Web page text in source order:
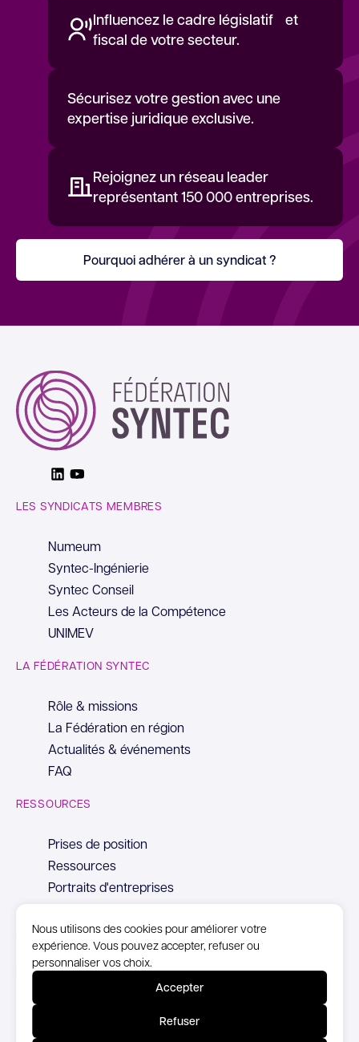
Nous utilisons des cookies pour améliorer votre
expérience. Vous pouvez accepter, refuser ou
personnaliser vos choix.
Accepter
Refuser
Influencez le cadre législatif et
fiscal de votre secteur.
Sécurisez votre gestion avec une
expertise juridique exclusive.
Rejoignez un réseau leader
représentant 150 000 entreprises.
Pourquoi adhérer à un syndicat ?
LinkedinYoutube
LES SYNDICATS MEMBRES
Numeum
Syntec-Ingénierie
Syntec Conseil
Les Acteurs de la Compétence
UNIMEV
LA FÉDÉRATION SYNTEC
Rôle & missions
La Fédération en région
Actualités & événements
FAQ
RESSOURCES
Prises de position
Ressources
Portraits d'entreprises
© Copyright Syntec, 2026
Politique de confidentialité